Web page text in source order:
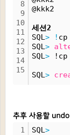
8
9
10
11
12
13
14
15
@kkk2
세션2
SQL> ! cp
SQL>
SQL> !cp
SQL>
추후 사용할
1
SQL>